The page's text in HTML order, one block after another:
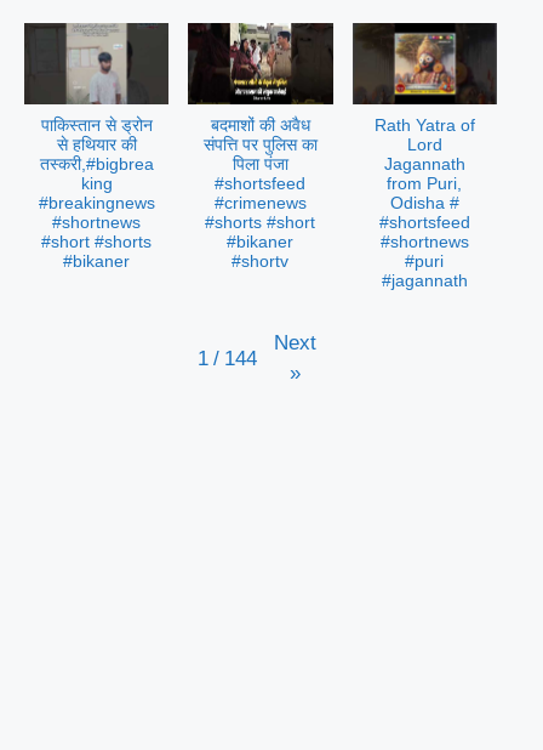
पाकिस्तान से ड्रोन
से हथियार की
तस्करी,#bigbrea
king
#breakingnews
#shortnews
#short #shorts
#bikaner
बदमाशों की अवैध
संपत्ति पर पुलिस का
पिला पंजा
#shortsfeed
#crimenews
#shorts #short
#bikaner
#shortv
Rath Yatra of
Lord
Jagannath
from Puri,
Odisha #
#shortsfeed
#shortnews
#puri
#jagannath
1 / 144
Next
»